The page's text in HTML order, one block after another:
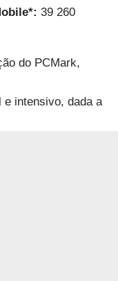
39 260
do PCMark,
e intensivo, dada a